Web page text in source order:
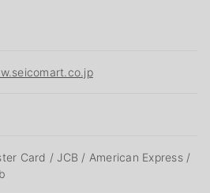
Card / JCB / American Express /